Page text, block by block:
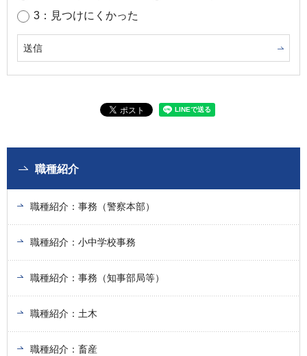
3：見つけにくかった
職種紹介
職種紹介：事務（警察本部）
職種紹介：小中学校事務
職種紹介：事務（知事部局等）
職種紹介：土木
職種紹介：畜産